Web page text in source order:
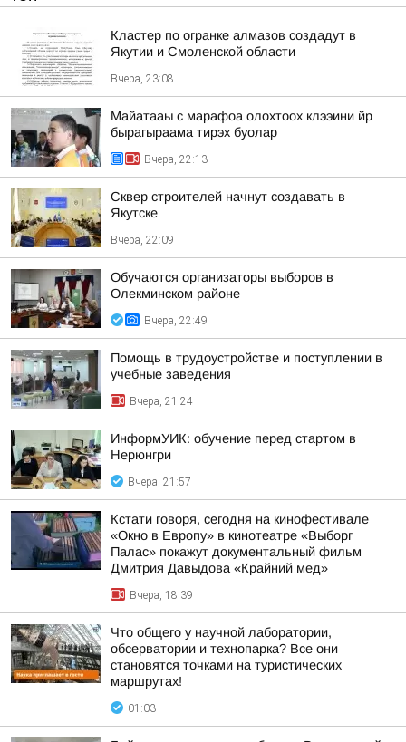
Кластер по огранке алмазов создадут в
Якутии и Смоленской области
Вчера, 23:08
Майатааы с марафоа олохтоох клээини йр
бырагыраама тирэх буолар
Вчера, 22:13
Сквер строителей начнут создавать в
Якутске
Вчера, 22:09
Обучаются организаторы выборов в
Олекминском районе
Вчера, 22:49
Помощь в трудоустройстве и поступлении в
учебные заведения
Вчера, 21:24
ИнформУИК: обучение перед стартом в
Нерюнгри
Вчера, 21:57
Кстати говоря, сегодня на кинофестивале
«Окно в Европу» в кинотеатре «Выборг
Палас» покажут документальный фильм
Дмитрия Давыдова «Крайний мед»
Вчера, 18:39
Что общего у научной лаборатории,
обсерватории и технопарка? Все они
становятся точками на туристических
маршрутах!
01:03